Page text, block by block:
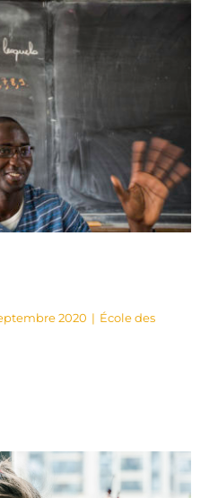
3
des familles
2020 | École des